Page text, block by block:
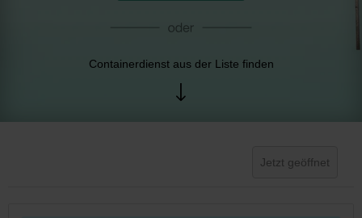
Containerdienst aus der Liste finden
Jetzt geöffnet